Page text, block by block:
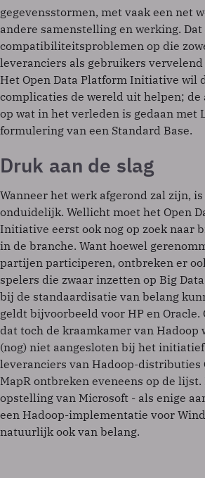
gegevensstormen, met vaak een net
andere samenstelling en werking.
compatibiliteitsproblemen op die
leveranciers als gebruikers
Het Open Data Platform Initiative wil
complicaties de wereld uit helpen;
op wat in het verleden is gedaan met
formulering van een Standard Base.
Druk aan de slag
Wanneer het werk afgerond zal zijn, is
onduidelijk. Wellicht moet het Open
Initiative eerst ook nog op zoek naar
in de branche. Want hoewel
partijen participeren, ontbreken er
spelers die zwaar inzetten op Big
bij de standaardisatie van belang
geldt bijvoorbeeld voor HP en Oracle.
dat toch de kraamkamer van Hadoop
(nog) niet aangesloten bij het
leveranciers van Hadoop-distributies
MapR ontbreken eveneens op de lijst.
opstelling van Microsoft - als enige
een Hadoop-implementatie voor
natuurlijk ook van belang.